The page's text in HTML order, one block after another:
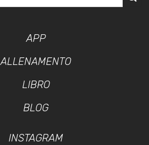
APP
ALLENAMENTO
LIBRO
BLOG
INSTAGRAM